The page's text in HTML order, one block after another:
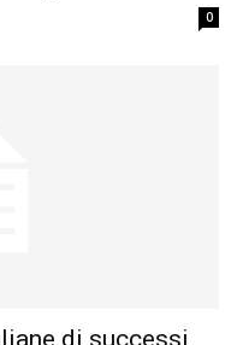
0
di successi